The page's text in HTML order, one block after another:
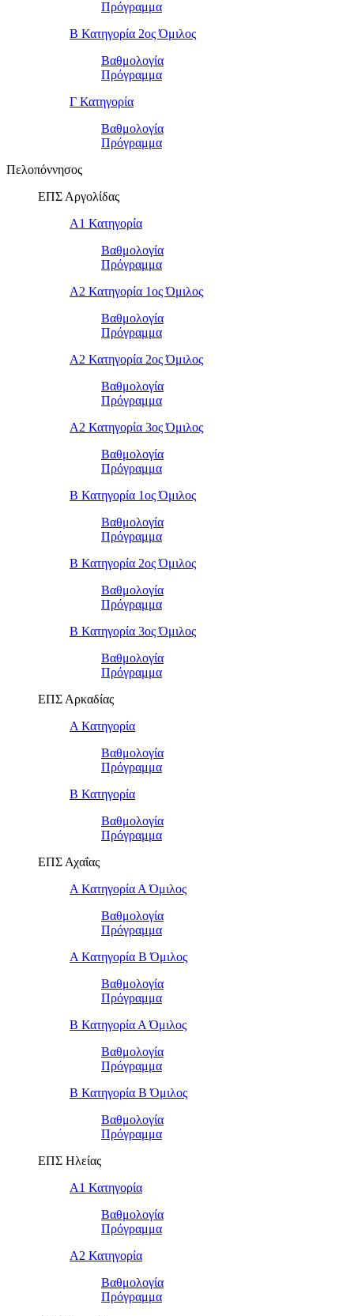
Πρόγραμμα
Β Κατηγορία 2ος Όμιλος
Βαθμολογία
Πρόγραμμα
Γ Κατηγορία
Βαθμολογία
Πρόγραμμα
Πελοπόννησος
ΕΠΣ Αργολίδας
Α1 Κατηγορία
Βαθμολογία
Πρόγραμμα
Α2 Κατηγορία 1ος Όμιλος
Βαθμολογία
Πρόγραμμα
Α2 Κατηγορία 2ος Όμιλος
Βαθμολογία
Πρόγραμμα
Α2 Κατηγορία 3ος Όμιλος
Βαθμολογία
Πρόγραμμα
Β Κατηγορία 1ος Όμιλος
Βαθμολογία
Πρόγραμμα
Β Κατηγορία 2ος Όμιλος
Βαθμολογία
Πρόγραμμα
Β Κατηγορία 3ος Όμιλος
Βαθμολογία
Πρόγραμμα
ΕΠΣ Αρκαδίας
Α Κατηγορία
Βαθμολογία
Πρόγραμμα
Β Κατηγορία
Βαθμολογία
Πρόγραμμα
ΕΠΣ Αχαΐας
Α Κατηγορία Α Όμιλος
Βαθμολογία
Πρόγραμμα
Α Κατηγορία Β Όμιλος
Βαθμολογία
Πρόγραμμα
Β Κατηγορία Α Όμιλος
Βαθμολογία
Πρόγραμμα
Β Κατηγορία Β Όμιλος
Βαθμολογία
Πρόγραμμα
ΕΠΣ Ηλείας
Α1 Κατηγορία
Βαθμολογία
Πρόγραμμα
Α2 Κατηγορία
Βαθμολογία
Πρόγραμμα